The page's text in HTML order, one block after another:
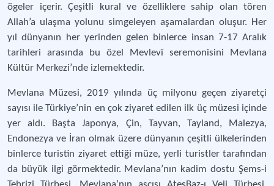
ögeler içerir. Çeşitli kural ve özelliklere sahip olan tören
Allah’a ulaşma yolunu simgeleyen aşamalardan oluşur. Her
yıl dünyanın her yerinden gelen binlerce insan 7-17 Aralık
tarihleri arasında bu özel Mevlevî seremonisini Mevlana
Kültür Merkezi’nde izlemektedir.
Mevlana Müzesi, 2019 yılında üç milyonu geçen ziyaretçi
sayısı ile Türkiye’nin en çok ziyaret edilen ilk üç müzesi içinde
yer aldı. Başta Japonya, Çin, Tayvan, Tayland, Malezya,
Endonezya ve İran olmak üzere dünyanın çeşitli ülkelerinden
binlerce turistin ziyaret ettiği müze, yerli turistler tarafından
da büyük ilgi görmektedir. Mevlana’nın kadim dostu Şems-i